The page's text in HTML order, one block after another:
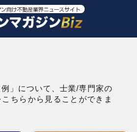
」について、士業/専門家の
ちらから見ることができま